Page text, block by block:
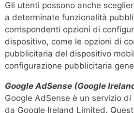
Gli utenti possono anche
a determinate funzionalità
corrispondenti opzioni di
dispositivo, come le opzioni di
pubblicitaria del dispositivo
configurazione pubblicitaria
Google AdSense (Google
Google AdSense è un servizio
da Google Ireland Limited.